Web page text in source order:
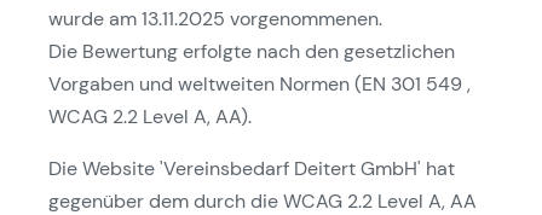
wurde am 13.11.2025 vorgenommenen.
Die Bewertung erfolgte nach den gesetzlichen
Vorgaben und weltweiten Normen (EN 301 549 ,
WCAG 2.2 Level A, AA).
Die Website 'Vereinsbedarf Deitert GmbH' hat
gegenüber dem durch die WCAG 2.2 Level A, AA